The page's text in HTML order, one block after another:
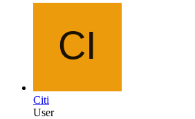
Citi
User